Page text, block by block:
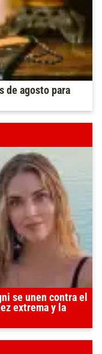
de agosto para
se unen contra el
extrema y la